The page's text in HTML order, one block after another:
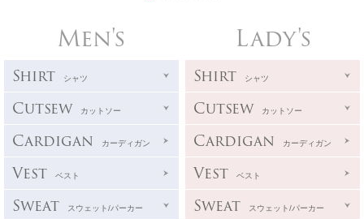
Men's
Shirt シャツ
Cutsew カットソー
Cardigan カーディガン
Vest ベスト
Sweat スウェット/パーカー
Lady's
Shirt シャツ
Cutsew カットソー
Cardigan カーディガン
Vest ベスト
Sweat スウェット/パーカー